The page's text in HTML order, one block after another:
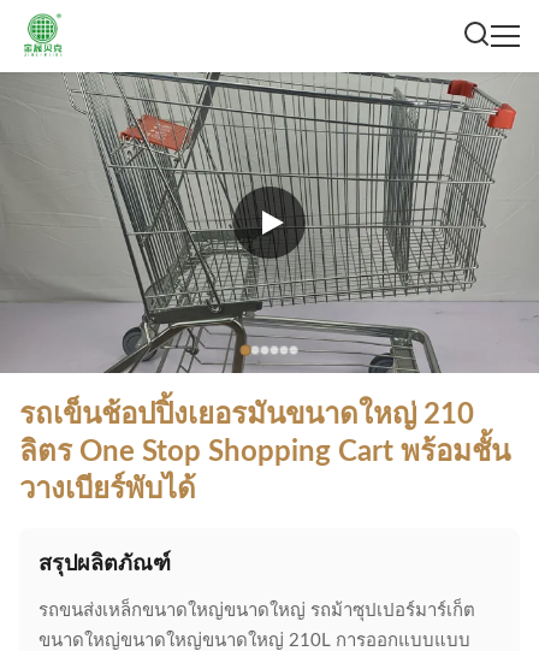
รถเข็นช้อปปิ้งเยอรมันขนาดใหญ่ 210
ลิตร One Stop Shopping Cart พร้อมชั้น
วางเบียร์พับได้
สรุปผลิตภัณฑ์
รถขนส่งเหล็กขนาดใหญ่ขนาดใหญ่ รถม้าซุปเปอร์มาร์เก็ต
ขนาดใหญ่ขนาดใหญ่ขนาดใหญ่ 210L การออกแบบแบบ